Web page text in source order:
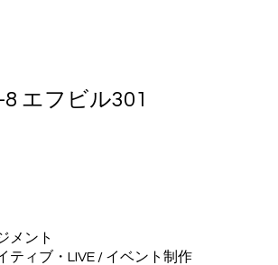
エフビル301
メント
ティブ・LIVE / イベント制作